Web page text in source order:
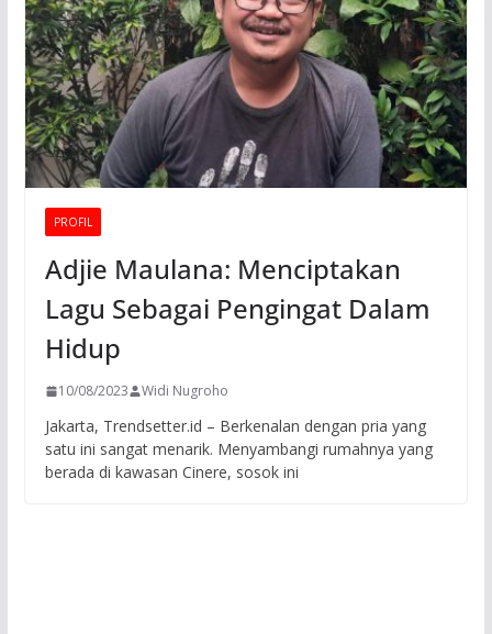
PROFIL
Adjie Maulana: Menciptakan
Lagu Sebagai Pengingat Dalam
Hidup
10/08/2023 Widi Nugroho
Jakarta, Trendsetter.id – Berkenalan dengan pria yang
satu ini sangat menarik. Menyambangi rumahnya yang
berada di kawasan Cinere, sosok ini